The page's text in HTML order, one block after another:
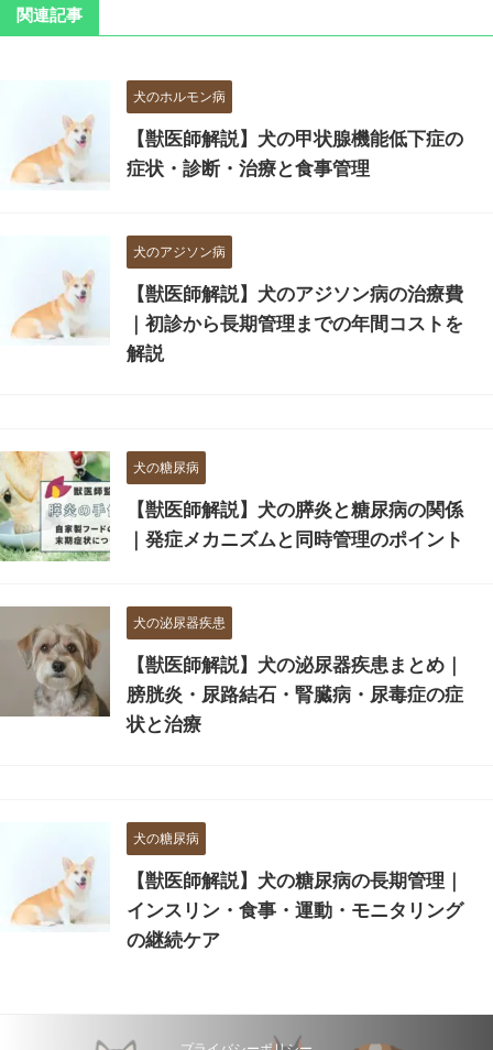
関連記事
犬のホルモン病
【獣医師解説】犬の甲状腺機能低下症の
症状・診断・治療と食事管理
犬のアジソン病
【獣医師解説】犬のアジソン病の治療費
｜初診から長期管理までの年間コストを
解説
犬の糖尿病
【獣医師解説】犬の膵炎と糖尿病の関係
｜発症メカニズムと同時管理のポイント
犬の泌尿器疾患
【獣医師解説】犬の泌尿器疾患まとめ｜
膀胱炎・尿路結石・腎臓病・尿毒症の症
状と治療
犬の糖尿病
【獣医師解説】犬の糖尿病の長期管理｜
インスリン・食事・運動・モニタリング
の継続ケア